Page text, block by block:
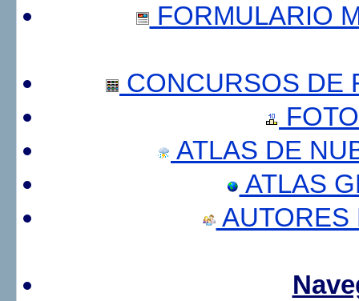
FORMULARIO
CONCURSOS DE
ATLAS DE
ATLAS
AUTORES